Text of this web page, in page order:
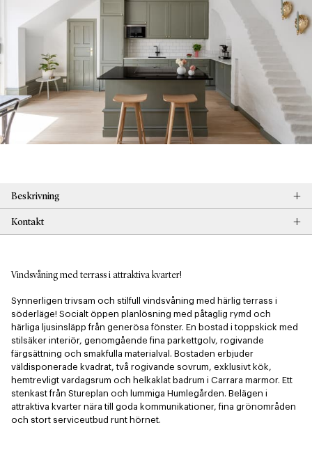
Beskrivning +
Kontakt +
Vindsvåning med terrass i attraktiva kvarter!
Synnerligen trivsam och stilfull vindsvåning med härlig terrass i
söderläge! Socialt öppen planlösning med påtaglig rymd och
härliga ljusinsläpp från generösa fönster. En bostad i toppskick med
stilsäker interiör, genomgående fina parkettgolv, rogivande
färgsättning och smakfulla materialval. Bostaden erbjuder
väldisponerade kvadrat, två rogivande sovrum, exklusivt kök,
hemtrevligt vardagsrum och helkaklat badrum i Carrara marmor. Ett
stenkast från Stureplan och lummiga Humlegården. Belägen i
attraktiva kvarter nära till goda kommunikationer, fina grönområden
och stort serviceutbud runt hörnet.